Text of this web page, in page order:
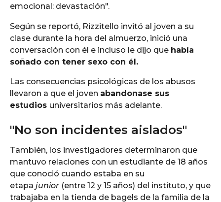
emocional: devastación".
Según se reportó, Rizzitello invitó al joven a su
clase durante la hora del almuerzo, inició una
conversación con él e incluso le dijo que había
soñado con tener sexo con él.
Las consecuencias psicológicas de los abusos
llevaron a que el joven abandonase sus
estudios universitarios más adelante.
"No son incidentes aislados"
También, los investigadores determinaron que
mantuvo relaciones con un estudiante de 18 años
que conoció cuando estaba en su
etapa junior (entre 12 y 15 años) del instituto, y que
trabajaba en la tienda de bagels de la familia de la